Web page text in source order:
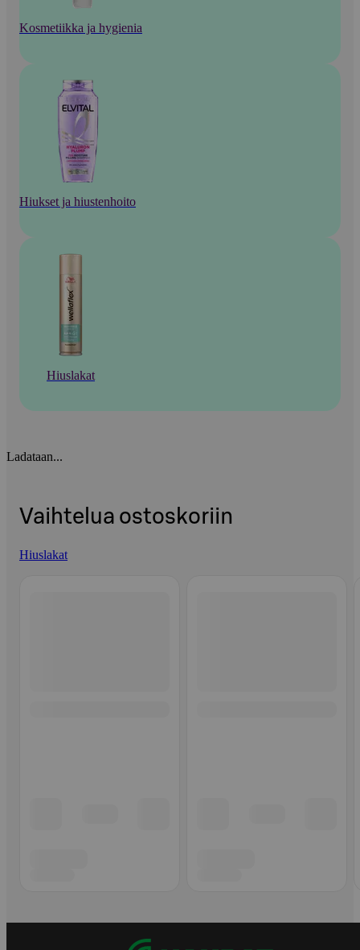
Kosmetiikka ja hygienia
Hiukset ja hiustenhoito
Hiuslakat
Ladataan...
Vaihtelua ostoskoriin
Hiuslakat